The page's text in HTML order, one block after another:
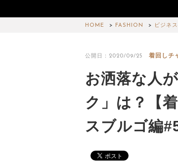
HOME FASHION ビジネ
公開日：2020/09/25 着回しチ
お洒落な人
ク」は？【
スブルゴ編#5